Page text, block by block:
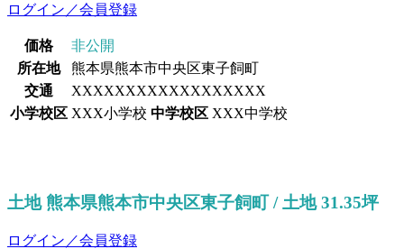
ログイン／会員登録
価格
非公開
所在地
熊本県熊本市中央区東子飼町
交通
XXXXXXXXXXXXXXXXXX
小学校区 XXX小学校 中学校区 XXX中学校
土地 熊本県熊本市中央区東子飼町 / 土地 31.35坪
ログイン／会員登録